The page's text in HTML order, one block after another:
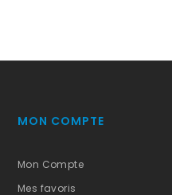
MON COMPTE
Mon Compte
Mes favoris